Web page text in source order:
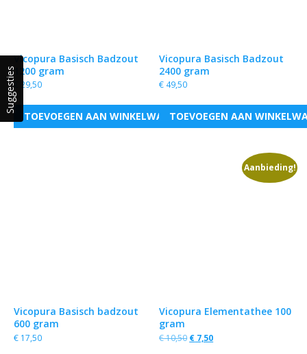
Vicopura Basisch Badzout
1200 gram
29,50
TOEVOEGEN AAN WINKELWAGEN
Vicopura Basisch Badzout
2400 gram
€ 49,50
TOEVOEGEN AAN
Vicopura Basisch badzout
600 gram
€ 17,50
Aanbieding!
Vicopura Elementathee 100
gram
€10,50 € 7,50
Suggesties